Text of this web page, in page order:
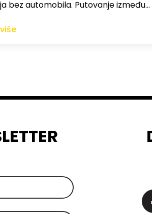
bez automobila. Putovanje između…